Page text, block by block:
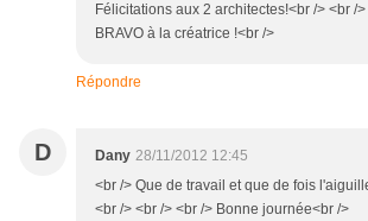
Félicitations aux 2 architectes!<br /> <br /
BRAVO à la créatrice !<br />
Répondre
D Dany 28/11/2012 12:45
<br /> Que de travail et que de fois
<br /> <br /> <br /> Bonne journée<br />